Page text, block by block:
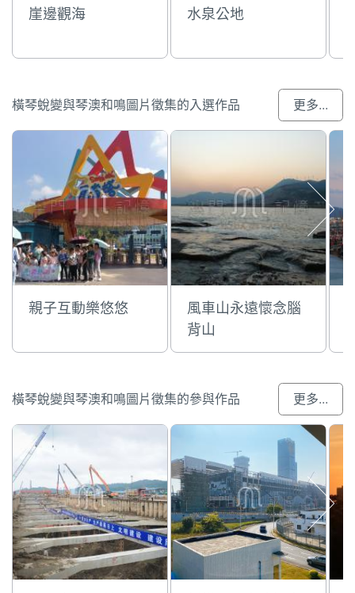
崖邊觀海 水泉公地
橫琴蛻變與琴澳和鳴圖片徵集的入選作品 更多...
親子互動樂悠悠
風車山永遠懷念腦
背山
橫琴蛻變與琴澳和鳴圖片徵集的參與作品 更多...